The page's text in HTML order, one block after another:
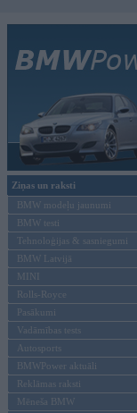
Ziņas un raksti
BMW modeļu jaunumi
BMW testi
Tehnoloģijas & sasniegumi
BMW Latvijā
MINI
Rolls-Royce
Pasākumi
Vadāmības tests
Autosports
BMWPower aktuāli
Reklāmas raksti
Mēneša BMW